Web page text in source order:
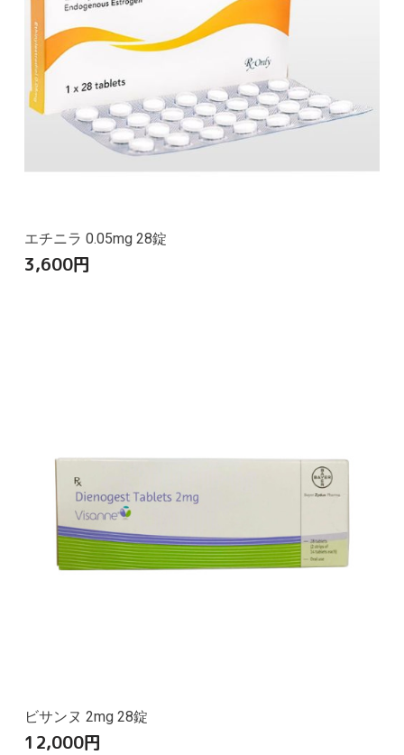
エチニラ 0.05mg 28錠
3,600円
ビサンヌ 2mg 28錠
12,000円